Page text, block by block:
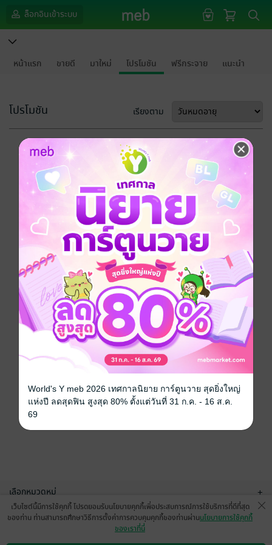
ล็อกอินเข้าระบบ
หน้าแรก ขายดี มาใหม่ โปรโมชัน ฟรีกระจาย แนะนำ
โปรโมชัน เรียงตาม
ขออภัยด้วยนะคะ
ไม่พบข้อมูลในหัวข้อที่คุณกำลังชมค่ะ
เลือกหมวดหมู่ +
บริการช่วยเหลือ
เว็บไซต์นี้มีการใช้คุกกี้ โปรดยอมรับนโยบายคุกกี้เพื่อประสบการณ์การใช้บริการที่ดีที่สุด
ของท่าน ท่านสามารถศึกษาวิธีการตั้งค่าการควบคุมคุกกี้ของท่านผ่านนโยบายการใช้คุกกี้
ของเราที่นี่
World's Y meb 2026 เทศกาลนิยาย การ์ตูนวาย สุดยิ่งใหญ่
แห่งปี ลดสุดฟิน สูงสุด 80% ตั้งแต่วันที่ 31 ก.ค. - 16 ส.ค.
69